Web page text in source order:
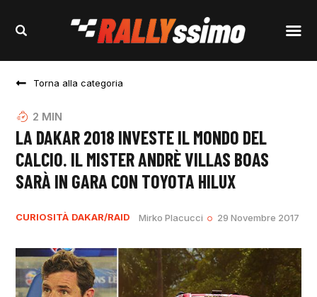
Torna alla categoria
2 MIN
LA DAKAR 2018 INVESTE IL MONDO DEL
CALCIO. IL MISTER ANDRÈ VILLAS BOAS
SARÀ IN GARA CON TOYOTA HILUX
CURIOSITÀ DAKAR/RAID Mirko Placucci 29 Novembre 2017